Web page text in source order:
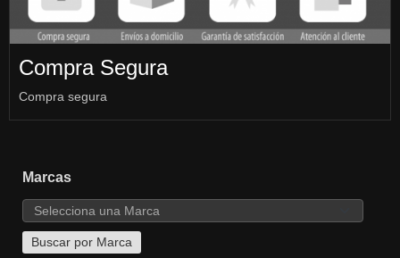
Marcas
Compra Segura
Compra segura